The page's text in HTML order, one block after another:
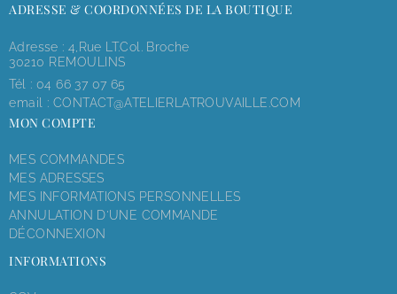
ADRESSE & COORDONNÉES DE LA BOUTIQUE
Adresse : 4,rue LT.Col. Broche
30210 REMOULINS
Tél : 04 66 37 07 65
email : CONTACT@ATELIERLATROUVAILLE.COM
MON COMPTE
MES COMMANDES
MES ADRESSES
MES INFORMATIONS PERSONNELLES
ANNULATION D'UNE COMMANDE
DÉCONNEXION
INFORMATIONS